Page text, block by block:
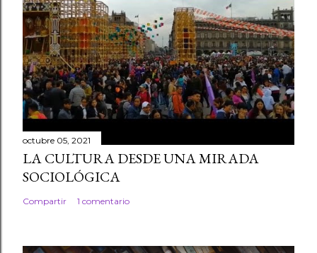
octubre 05, 2021
LA CULTURA DESDE UNA MIRADA
SOCIOLÓGICA
Compartir 1 comentario